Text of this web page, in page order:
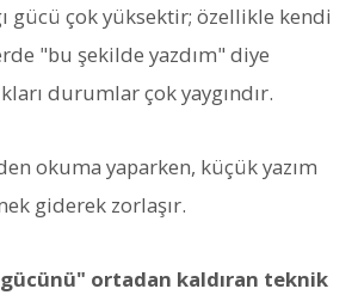
gücü çok yüksektir; özellikle kendi
"bu şekilde yazdım" diye
durumlar çok yaygındır.
okuma yaparken, küçük yazım
giderek zorlaşır.
ortadan kaldıran teknik